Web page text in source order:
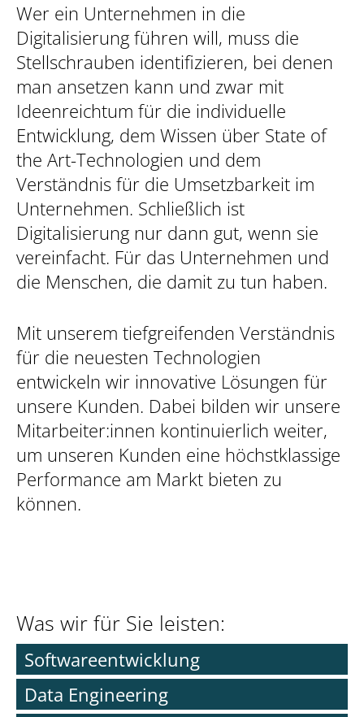
Wer ein Unternehmen in die
Digitalisierung führen will, muss die
Stellschrauben identifizieren, bei denen
man ansetzen kann und zwar mit
Ideenreichtum für die individuelle
Entwicklung, dem Wissen über State of
the Art-Technologien und dem
Verständnis für die Umsetzbarkeit im
Unternehmen. Schließlich ist
Digitalisierung nur dann gut, wenn sie
vereinfacht. Für das Unternehmen und
die Menschen, die damit zu tun haben.
Mit unserem tiefgreifenden Verständnis
für die neuesten Technologien
entwickeln wir innovative Lösungen für
unsere Kunden. Dabei bilden wir unsere
Mitarbeiter:innen kontinuierlich weiter,
um unseren Kunden eine höchstklassige
Performance am Markt bieten zu
können.
Was wir für Sie leisten:
Softwareentwicklung
Data Engineering